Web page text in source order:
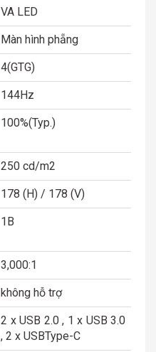
VA LED
Màn hình phẵng
4(GTG)
144Hz
100%(Typ.)
250 cd/m2
178 (H) / 178 (V)
1B
3,000:1
không hỗ trợ
2 x USB 2.0 , 1 x USB 3.0
, 2 x USBType-C